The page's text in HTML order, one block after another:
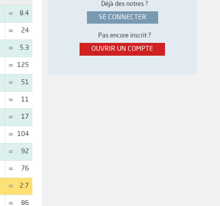
8.4
24
5.3
125
51
11
17
104
92
76
2.7
86
Déjà des notres ?
SE CONNECTER
Pas encore inscrit ?
OUVRIR UN COMPTE